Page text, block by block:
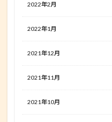
2022年2月
2022年1月
2021年12月
2021年11月
2021年10月